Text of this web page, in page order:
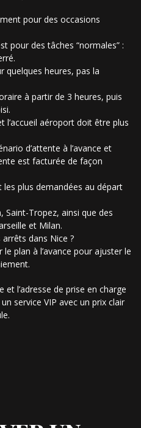
pour des occasions
pour des tâches “normales” :
quelques heures, pas la
à partir de 3 heures, puis
l’accueil aéroport doit être plus
d’attente à l’avance et
est facturée de façon
plus demandées au départ
Saint-Tropez, ainsi que des
et Milan.
dans Nice ?
plan à l’avance pour ajuster le
et l’adresse de prise en charge
service VIP avec un prix clair